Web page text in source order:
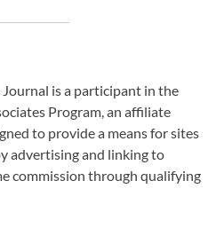
Journal is a participant in the
Program, an affiliate
to provide a means for sites
advertising and linking to
commission through qualifying